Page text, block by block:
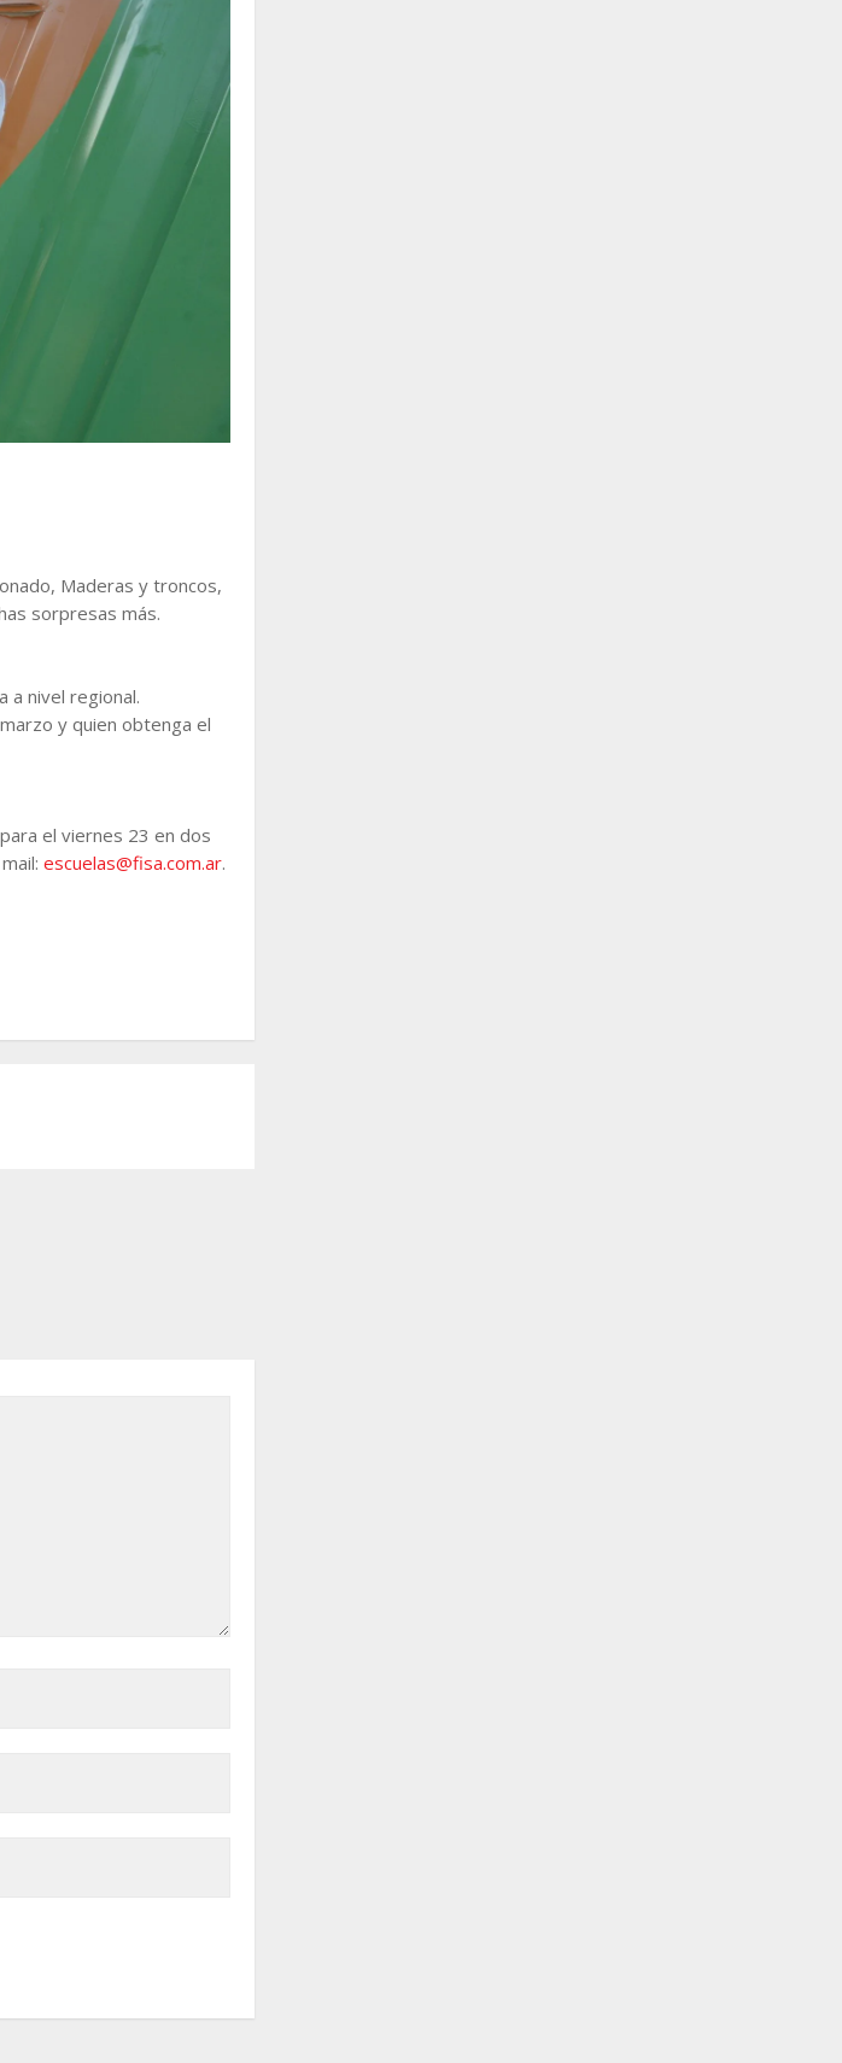
Maderas y troncos,
sorpresas más.
a nivel regional.
y quien obtenga el
el viernes 23 en dos
escuelas@fisa.com.ar.